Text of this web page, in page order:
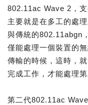
802.11ac Wave 2，
主要就是在多工的處
與傳統的802.11abgn
僅能處理一個裝置的
傳輸的時候，這時，
完成工作，才能處理
第二代802.11ac